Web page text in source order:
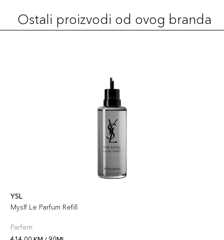
Ostali proizvodi od ovog branda
YSL
Myslf Le Parfum Refill
Parfem